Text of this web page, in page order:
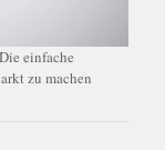
Die einfache
zu machen